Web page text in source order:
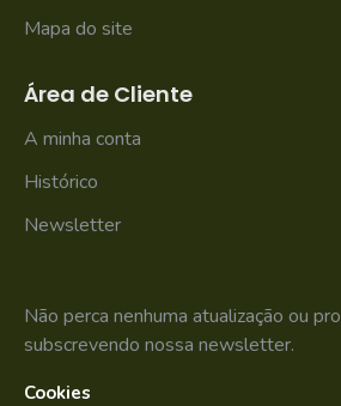
Mapa do site
Área de Cliente
A minha conta
Histórico
Newsletter
Não perca nenhuma atualização ou
subscrevendo nossa newsletter.
Cookies